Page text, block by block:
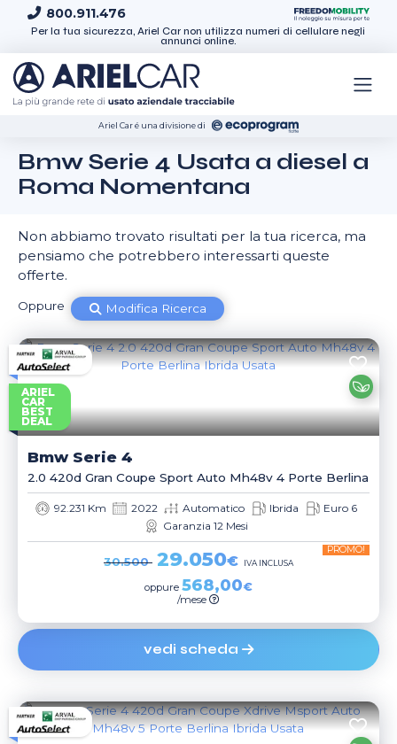
Skip to content
800.911.476
Per la tua sicurezza, Ariel Car non utilizza numeri di cellulare negli
annunci online.
Ariel Car é una divisione di
Bmw Serie 4 Usata a diesel a
Roma Nomentana
Non abbiamo trovato risultati per la tua ricerca, ma
pensiamo che potrebbero interessarti queste
offerte.
Oppure Modifica Ricerca
ARIEL
CAR
BEST
DEAL
Bmw Serie 4
2.0 420d Gran Coupe Sport Auto Mh48v 4 Porte Berlina
92.231 Km 2022 Automatico Ibrida
Euro 6
Garanzia 12 Mesi
30.500 29.050€
PROMO!
IVA INCLUSA
oppure 568,00€
/mese
vedi scheda